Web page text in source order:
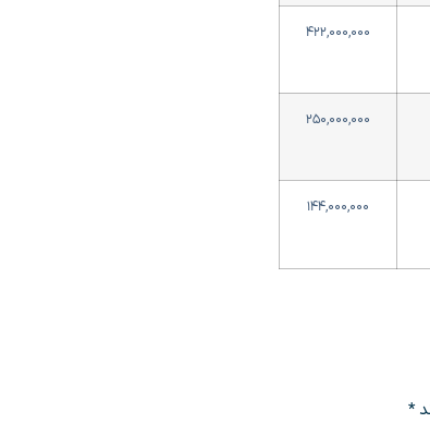
۴۲۲,۰۰۰,۰۰۰
۲۵۰,۰۰۰,۰۰۰
۱۴۴,۰۰۰,۰۰۰
*